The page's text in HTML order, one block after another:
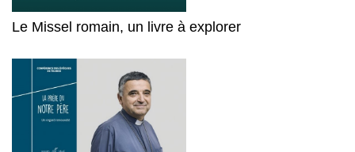
Le Missel romain, un livre à explorer